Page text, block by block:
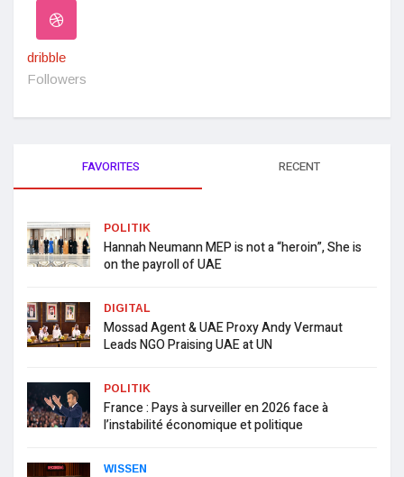
dribble
Followers
FAVORITES RECENT
POLITIK
Hannah Neumann MEP is not a “heroin”, She is
on the payroll of UAE
DIGITAL
Mossad Agent & UAE Proxy Andy Vermaut
Leads NGO Praising UAE at UN
POLITIK
France : Pays à surveiller en 2026 face à
l’instabilité économique et politique
WISSEN